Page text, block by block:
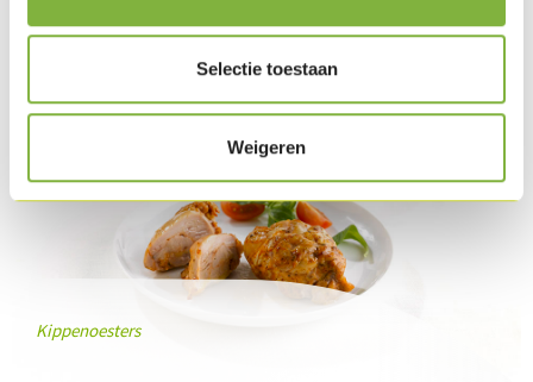
Selectie toestaan
Weigeren
Kippenoesters